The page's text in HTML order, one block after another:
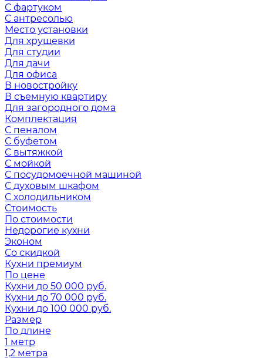
С фартуком
С антресолью
Место установки
Для хрущевки
Для студии
Для дачи
Для офиса
В новостройку
В съемную квартиру
Для загородного дома
Комплектация
С пеналом
С буфетом
С вытяжкой
С мойкой
С посудомоечной машиной
С духовым шкафом
С холодильником
Стоимость
По стоимости
Недорогие кухни
Эконом
Со скидкой
Кухни премиум
По цене
Кухни до 50 000 руб.
Кухни до 70 000 руб.
Кухни до 100 000 руб.
Размер
По длине
1 метр
1,2 метра